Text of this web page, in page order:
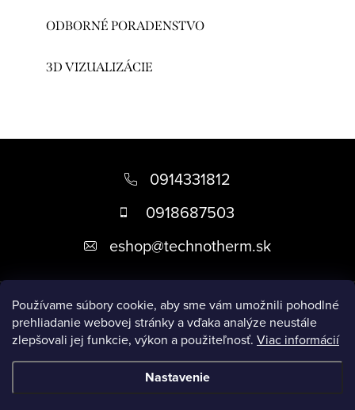
Používame súbory cookie, aby sme vám umožnili pohodlné
prehliadanie webovej stránky a vďaka analýze neustále
zlepšovali jej funkcie, výkon a použiteľnosť. Viac informácií
Nastavenie
ODBORNÉ PORADENSTVO
3D VIZUALIZÁCIE
i
0914331812
0918687503
eshop@technotherm.sk
Informácie
Prijímame online platby